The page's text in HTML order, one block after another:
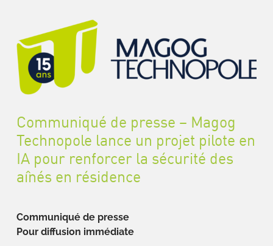
Communiqué de presse – Magog
Technopole lance un projet pilote en
IA pour renforcer la sécurité des
aînés en résidence
Communiqué de presse
Pour diffusion immédiate